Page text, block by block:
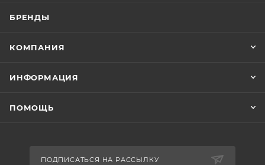
БРЕНДЫ
КОМПАНИЯ
ИНФОРМАЦИЯ
ПОМОЩЬ
ПОДПИСАТЬСЯ НА РАССЫЛКУ